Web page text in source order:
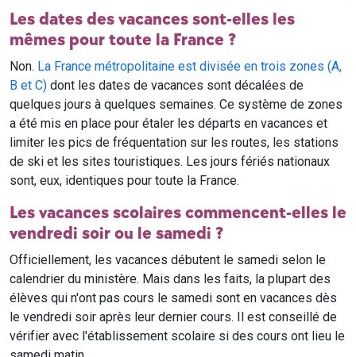
Les dates des vacances sont-elles les
mêmes pour toute la France ?
Non. La France métropolitaine est divisée en trois zones (A,
B et C) dont les dates de vacances sont décalées de
quelques jours à quelques semaines. Ce système de zones
a été mis en place pour étaler les départs en vacances et
limiter les pics de fréquentation sur les routes, les stations
de ski et les sites touristiques. Les jours fériés nationaux
sont, eux, identiques pour toute la France.
Les vacances scolaires commencent-elles le
vendredi soir ou le samedi ?
Officiellement, les vacances débutent le samedi selon le
calendrier du ministère. Mais dans les faits, la plupart des
élèves qui n'ont pas cours le samedi sont en vacances dès
le vendredi soir après leur dernier cours. Il est conseillé de
vérifier avec l'établissement scolaire si des cours ont lieu le